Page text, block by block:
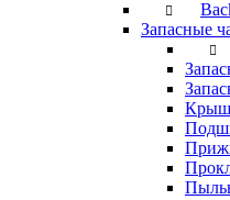
Запасные